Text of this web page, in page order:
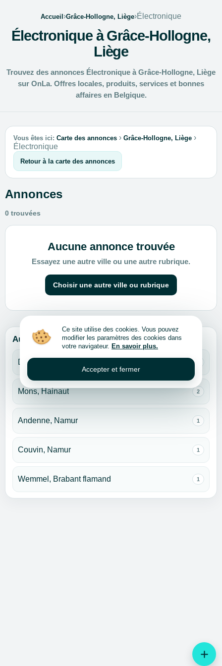
add
Accueil›Grâce-Hollogne, Liège›Électronique
Électronique à Grâce-Hollogne,
Liège
Trouvez des annonces Électronique à Grâce-Hollogne, Liège
sur OnLa. Offres locales, produits, services et bonnes
affaires en Belgique.
Vous êtes ici: Carte des annonces › Grâce-Hollogne, Liège ›
Électronique
Retour à la carte des annonces
Annonces
0 trouvées
Aucune annonce trouvée
Essayez une autre ville ou une autre rubrique.
Choisir une autre ville ou rubrique
Autres villes pour cette rubrique
Dilbeek, Brabant flamand
Mons, Hainaut 2
Andenne, Namur 1
Couvin, Namur 1
Wemmel, Brabant flamand 1
Ce site utilise des cookies. Vous pouvez
modifier les paramètres des cookies dans
votre navigateur. En savoir plus.
Accepter et fermer